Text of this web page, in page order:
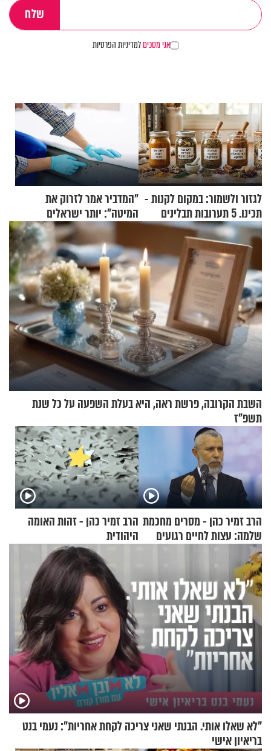
אני מסכיםלמדיניות הפרטיות
לגזור ולשמור: במקום לקנות -
תכינו. 5 תערובות תבלינים
שמתאימות להכל
"המדביר אמר לזרוק את
המיטה": יותר ישראלים
מדווחים על מכת פשפשי
המיטה
השבת הקרובה, פרשת ראה, היא בעלת השפעה על כל שנת
תשפ"ז
הרב זמיר כהן - מסרים מחכמת
שלמה: עצות לחיים רגועים
הרב זמיר כהן - זהות האומה
היהודית
"לא שאלו אותי. הבנתי שאני צריכה לקחת אחריות": נעמי בנט
בריאיון אישי